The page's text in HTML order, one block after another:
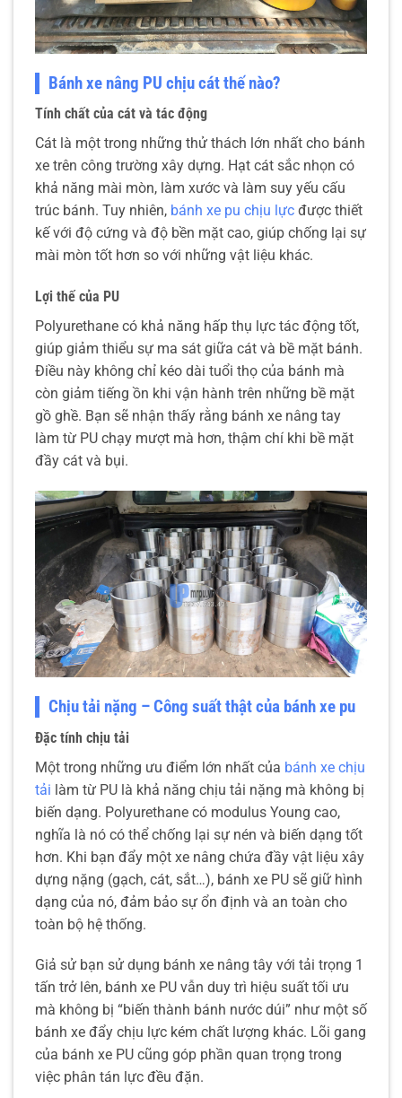
Bánh xe nâng PU chịu cát thế nào?
Tính chất của cát và tác động
Cát là một trong những thử thách lớn nhất cho bánh
xe trên công trường xây dựng. Hạt cát sắc nhọn có
khả năng mài mòn, làm xước và làm suy yếu cấu
trúc bánh. Tuy nhiên, bánh xe pu chịu lực được thiết
kế với độ cứng và độ bền mặt cao, giúp chống lại sự
mài mòn tốt hơn so với những vật liệu khác.
Lợi thế của PU
Polyurethane có khả năng hấp thụ lực tác động tốt,
giúp giảm thiểu sự ma sát giữa cát và bề mặt bánh.
Điều này không chỉ kéo dài tuổi thọ của bánh mà
còn giảm tiếng ồn khi vận hành trên những bề mặt
gồ ghề. Bạn sẽ nhận thấy rằng bánh xe nâng tay
làm từ PU chạy mượt mà hơn, thậm chí khi bề mặt
đầy cát và bụi.
Chịu tải nặng – Công suất thật của bánh xe pu
Đặc tính chịu tải
Một trong những ưu điểm lớn nhất của bánh xe chịu
tải làm từ PU là khả năng chịu tải nặng mà không bị
biến dạng. Polyurethane có modulus Young cao,
nghĩa là nó có thể chống lại sự nén và biến dạng tốt
hơn. Khi bạn đẩy một xe nâng chứa đầy vật liệu xây
dựng nặng (gạch, cát, sắt…), bánh xe PU sẽ giữ hình
dạng của nó, đảm bảo sự ổn định và an toàn cho
toàn bộ hệ thống.
Giả sử bạn sử dụng bánh xe nâng tây với tải trọng 1
tấn trở lên, bánh xe PU vẫn duy trì hiệu suất tối ưu
mà không bị “biến thành bánh nước dúi” như một số
bánh xe đẩy chịu lực kém chất lượng khác. Lõi gang
của bánh xe PU cũng góp phần quan trọng trong
việc phân tán lực đều đặn.